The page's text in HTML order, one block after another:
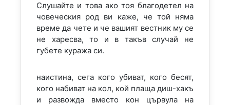
Слушайте и това ако тоя благодетел на
човеческия род ви каже, че той няма
време да чете и че вашият вестник му се
не харесва, то и в такъв случай не
губете куража си.
наистина, сега кого убиват, кого бесят,
кого набиват на кол, кой плаща диш-хакъ
и развожда вместо кон цървула на